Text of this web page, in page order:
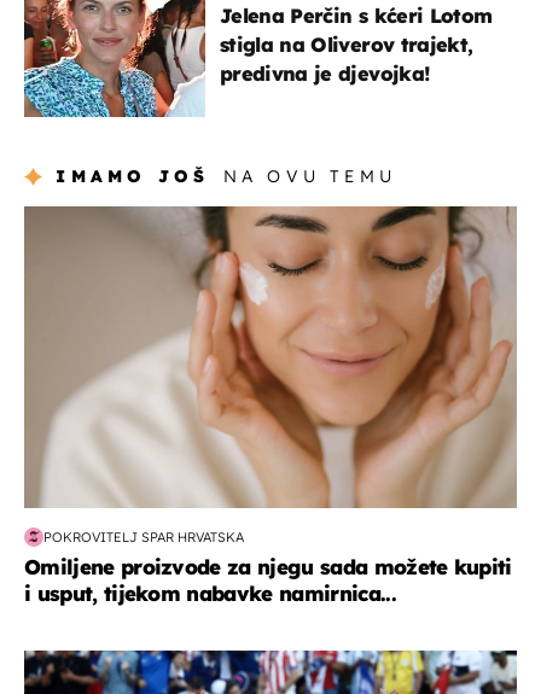
Jelena Perčin s kćeri Lotom
stigla na Oliverov trajekt,
predivna je djevojka!
IMAMO JOŠ NA OVU TEMU
moda & ljepota
POKROVITELJ SPAR HRVATSKA
Omiljene proizvode za njegu sada možete kupiti
i usput, tijekom nabavke namirnica...
svjetsko prvenstvo 2026